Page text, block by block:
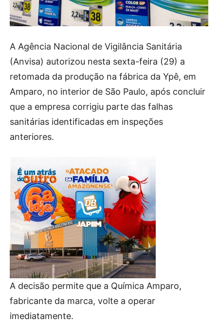
A Agência Nacional de Vigilância Sanitária
(Anvisa) autorizou nesta sexta-feira (29) a
retomada da produção na fábrica da Ypê, em
Amparo, no interior de São Paulo, após concluir
que a empresa corrigiu parte das falhas
sanitárias identificadas em inspeções
anteriores.
A decisão permite que a Química Amparo,
fabricante da marca, volte a operar
imediatamente.